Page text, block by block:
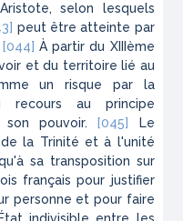
Aristote, selon lesquels
peut être atteinte par
[044] À partir du XIIIème
et du territoire lié au
un risque par la
au principe
son pouvoir.
[045]
Le
la Trinité et à l'unité
sa transposition sur
français pour justifier
personne et pour faire